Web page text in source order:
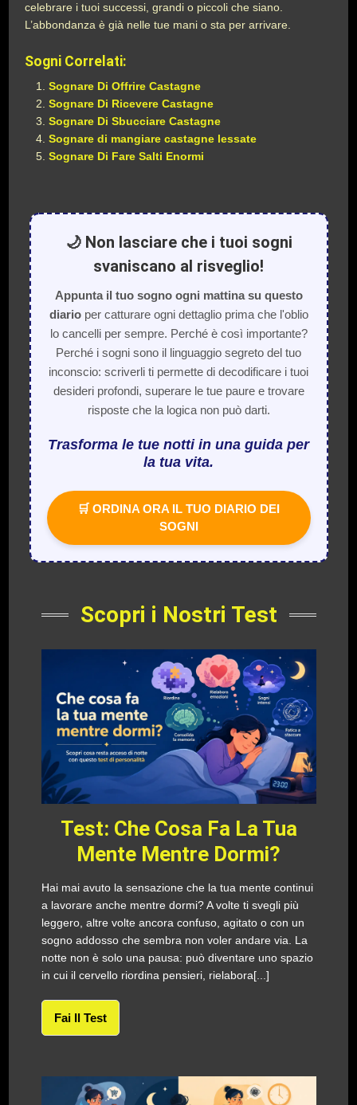
celebrare i tuoi successi, grandi o piccoli che siano.
L’abbondanza è già nelle tue mani o sta per arrivare.
Sogni Correlati:
Sognare Di Offrire Castagne
Sognare Di Ricevere Castagne
Sognare Di Sbucciare Castagne
Sognare di mangiare castagne lessate
Sognare Di Fare Salti Enormi
🌙 Non lasciare che i tuoi sogni
svaniscano al risveglio!
Appunta il tuo sogno ogni mattina su questo
diarioper catturare ogni dettaglio prima che l'oblio
lo cancelli per sempre. Perché è così importante?
Perché i sogni sono il linguaggio segreto del tuo
inconscio: scriverli ti permette di decodificare i tuoi
desideri profondi, superare le tue paure e trovare
risposte che la logica non può darti.
Trasforma le tue notti in una guida per
la tua vita.
🛒 ORDINA ORA IL TUO DIARIO DEI
SOGNI
Scopri i Nostri Test
Test: Che Cosa Fa La Tua
Mente Mentre Dormi?
Hai mai avuto la sensazione che la tua mente continui
a lavorare anche mentre dormi? A volte ti svegli più
leggero, altre volte ancora confuso, agitato o con un
sogno addosso che sembra non voler andare via. La
notte non è solo una pausa: può diventare uno spazio
in cui il cervello riordina pensieri, rielabora[...]
Fai Il Test